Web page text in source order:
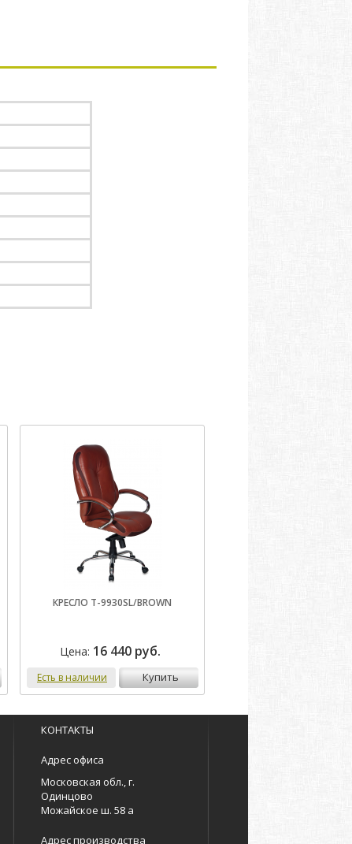
КРЕСЛО T-9930SL/BROWN
Цена: 16 440 руб.
Есть в наличии купить
КОНТАКТЫ
Адрес офиса
Московская обл., г.
Одинцово
Можайское ш. 58 а
Адрес производства